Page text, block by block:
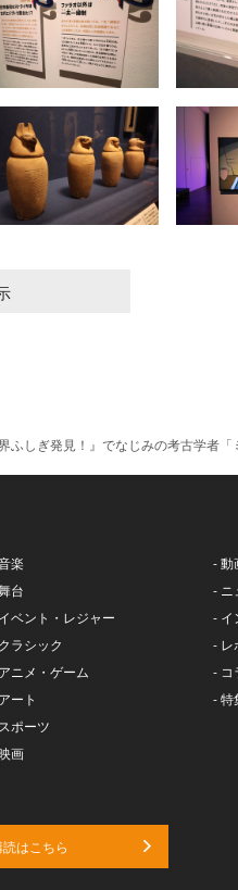
しぎ発見！』でなじみの考古学者「
楽
台
ベント・レジャー
ラシック
ニメ・ゲーム
ート
ポーツ
画
- 動
- ニ
- イ
- レ
- コ
- 特
はこちら